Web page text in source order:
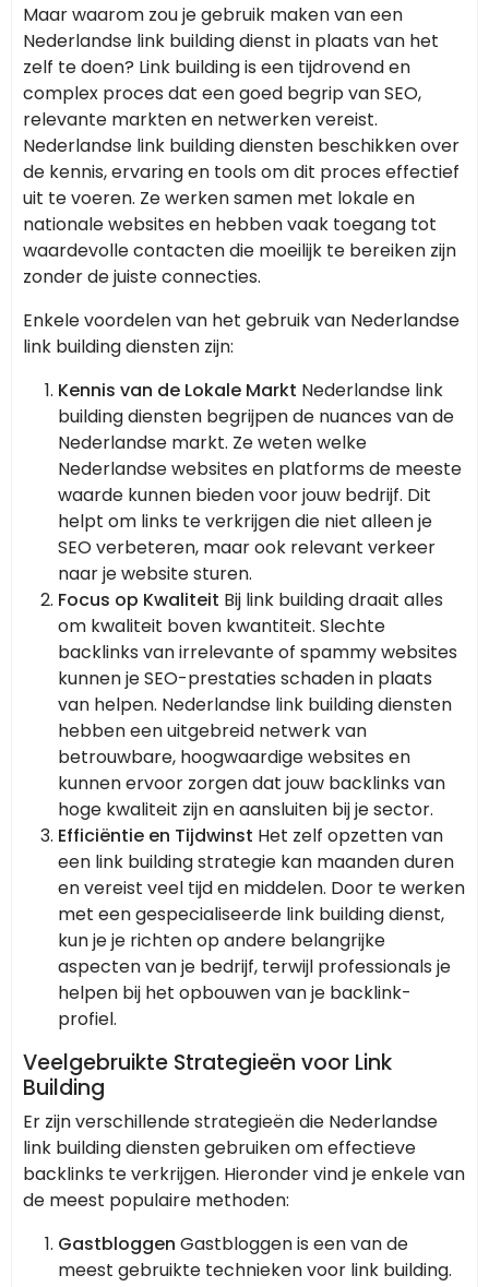
Maar waarom zou je gebruik maken van een
Nederlandse link building dienst in plaats van het
zelf te doen? Link building is een tijdrovend en
complex proces dat een goed begrip van SEO,
relevante markten en netwerken vereist.
Nederlandse link building diensten beschikken over
de kennis, ervaring en tools om dit proces effectief
uit te voeren. Ze werken samen met lokale en
nationale websites en hebben vaak toegang tot
waardevolle contacten die moeilijk te bereiken zijn
zonder de juiste connecties.
Enkele voordelen van het gebruik van Nederlandse
link building diensten zijn:
Kennis van de Lokale Markt Nederlandse link
building diensten begrijpen de nuances van de
Nederlandse markt. Ze weten welke
Nederlandse websites en platforms de meeste
waarde kunnen bieden voor jouw bedrijf. Dit
helpt om links te verkrijgen die niet alleen je
SEO verbeteren, maar ook relevant verkeer
naar je website sturen.
Focus op Kwaliteit Bij link building draait alles
om kwaliteit boven kwantiteit. Slechte
backlinks van irrelevante of spammy websites
kunnen je SEO-prestaties schaden in plaats
van helpen. Nederlandse link building diensten
hebben een uitgebreid netwerk van
betrouwbare, hoogwaardige websites en
kunnen ervoor zorgen dat jouw backlinks van
hoge kwaliteit zijn en aansluiten bij je sector.
Efficiëntie en Tijdwinst Het zelf opzetten van
een link building strategie kan maanden duren
en vereist veel tijd en middelen. Door te werken
met een gespecialiseerde link building dienst,
kun je je richten op andere belangrijke
aspecten van je bedrijf, terwijl professionals je
helpen bij het opbouwen van je backlink-
profiel.
Veelgebruikte Strategieën voor Link
Building
Er zijn verschillende strategieën die Nederlandse
link building diensten gebruiken om effectieve
backlinks te verkrijgen. Hieronder vind je enkele van
de meest populaire methoden:
Gastbloggen Gastbloggen is een van de
meest gebruikte technieken voor link building.